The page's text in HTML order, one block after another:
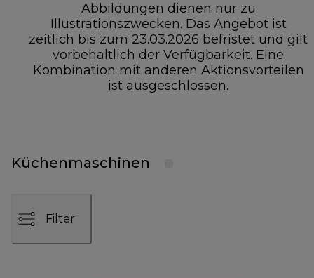
Abbildungen dienen nur zu
Illustrationszwecken. Das Angebot ist
zeitlich bis zum 23.03.2026 befristet und gilt
vorbehaltlich der Verfügbarkeit. Eine
Kombination mit anderen Aktionsvorteilen
ist ausgeschlossen.
Küchenmaschinen
Filter